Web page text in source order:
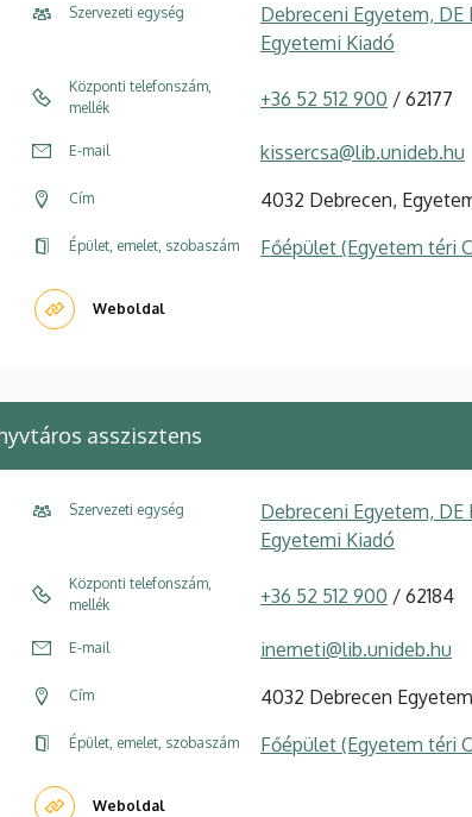
Szervezeti egység
Debreceni Egyetem,
Egyetemi Kiadó
Központi telefonszám,
mellék
+36 52 512 900 / 62177
E-mail kissercsa@lib.unideb.hu
Cím 4032 Debrecen,
Épület, emelet, szobaszám Főépület (Egyetem téri
Weboldal
asszisztens
Szervezeti egység
Debreceni Egyetem,
Egyetemi Kiadó
Központi telefonszám,
mellék
+36 52 512 900 / 62184
E-mail inemeti@lib.unideb.hu
Cím 4032 Debrecen
Épület, emelet, szobaszám Főépület (Egyetem téri
Weboldal